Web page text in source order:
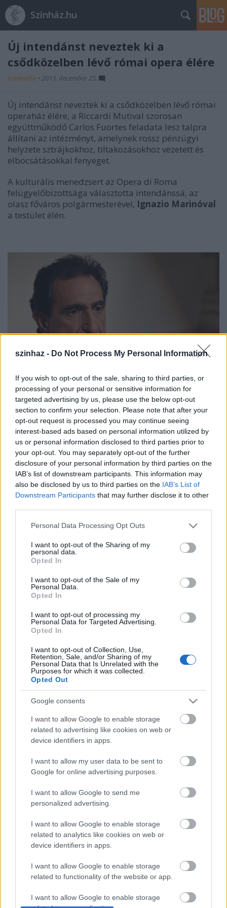
szinhaz - Do Not Process My Personal Information
If you wish to opt-out of the sale, sharing to third parties, or
processing of your personal or sensitive information for
targeted advertising by us, please use the below opt-out
section to confirm your selection. Please note that after your
opt-out request is processed you may continue seeing
interest-based ads based on personal information utilized by
us or personal information disclosed to third parties prior to
your opt-out. You may separately opt-out of the further
disclosure of your personal information by third parties on the
IAB’s list of downstream participants. This information may
also be disclosed by us to third parties on the IAB’s List of
Downstream Participants that may further disclose it to other
Please note that this website/app uses one or more Google
not limited to your visit or usage behaviour. You may click to
grant or deny consent to Google and its third-party tags to
use your data for below specified purposes in below Google
consent section.
Personal Data Processing Opt Outs
I want to opt-out of the Sharing of my
personal data.
Opted In
I want to opt-out of the Sale of my
Personal Data.
Opted In
I want to opt-out of processing my
Personal Data for Targeted Advertising.
Opted In
I want to opt-out of Collection, Use,
Retention, Sale, and/or Sharing of my
Personal Data that Is Unrelated with the
Purposes for which it was collected.
Opted Out
Google consents
I want to allow Google to enable storage
related to advertising like cookies on web or
device identifiers in apps.
I want to allow my user data to be sent to
Google for online advertising purposes.
I want to allow Google to send me
personalized advertising.
I want to allow Google to enable storage
related to analytics like cookies on web or
device identifiers in apps.
I want to allow Google to enable storage
related to functionality of the website or app.
I want to allow Google to enable storage
Színház.hu
Új intendánst neveztek ki a
csődközelben lévő római opera élére
szinhazhu • 2013. december 25.
Új intendánst neveztek ki a csődközelben lévő római
operaház élére, a Riccardi Mutival szorosan
együttműködő Carlos Fuortes feladata lesz talpra
állítani az intézményt, amelynek rossz pénzügyi
helyzete sztrájkokhoz, tiltakozásokhoz vezetett és
elbocsátásokkal fenyeget.
A kulturális menedzsert az Opera di Roma
felügyelőbizottsága választotta intendánssá, az
olasz főváros polgármesterével, Ignazio Marinóval
a testület élén.
Az egykor szebb napokat látott operaházzal
kapcsolatban november közepén röppentek fel azok
a hírek, hogy válságmenedzsert keresnek. A
dalszínházpénzügyi helyzete a november végi
szezonnyitóra olyannyira tarthatatlanná vált, hogy
sztrájk miatt hajszál híján elmaradt az évadnyitó,
Verdi Ernani című művének előadása, amelyet a ház
zeneigazgatója,Riccardo Mutivezényletével tűztek
sztrájkot.
szorosan együtt kíván működni a világhírű
karnaggyal a
előadások legyenek az operaházban" - idézte a
vasárnapi sajtó a szakembert.
Az Opera di Roma adóssága jelenleg kilencmillió
euróra rúg, a szakszervezet elbocsátásoktól tart. Az
operaházban az utóbbi években csökkent az
előadások száma. Mindezt a legtöbben az előző
polgármester, Gianni Alemanno által kinevezett
Catello De Martino számlájára írják.
Az 54 éves Fuortes, aki 2003 óta sikerrel vezeti a
Musicát Rómában, Olaszország egyik
legtekintélyesebb kulturális szakemberének számít.
Színházhelyzetének rendezésében vállalt jelentős
szerepet Bariban.